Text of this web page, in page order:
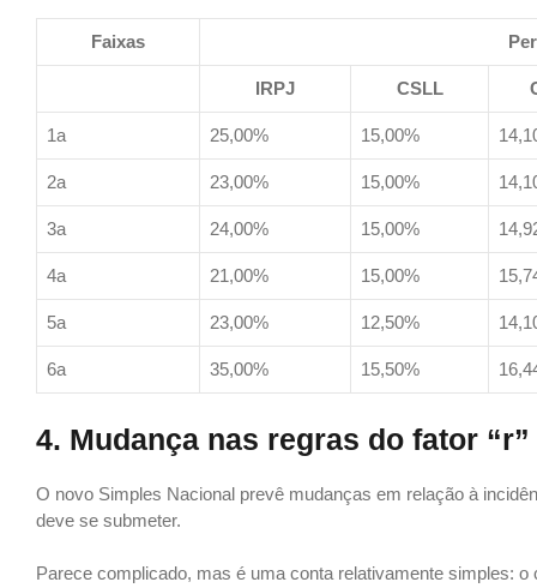
Faixas
IRPJ CSLL
1a 25,00% 15,00%
2a 23,00% 15,00%
3a 24,00% 15,00%
4a 21,00% 15,00%
5a 23,00% 12,50%
6a 35,00% 15,50%
4. Mudança nas regras do fator “r”
O novo Simples Nacional prevê mudanças em relação à
deve se submeter.
Parece complicado, mas é uma conta relativamente simples: